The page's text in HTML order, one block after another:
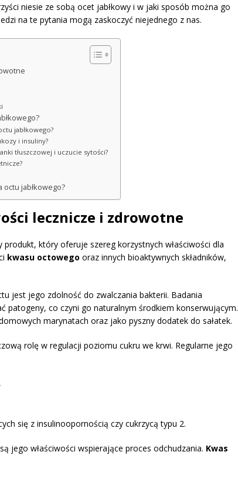
niesie ze sobą ocet jabłkowy i w jaki sposób można go
na te pytania mogą zaskoczyć niejednego z nas.
jabłkowego?
i insuliny?
tłuszczowej i uczucie sytości?
jabłkowego?
lecznicze i zdrowotne
który oferuje szereg korzystnych właściwości dla
kwasu octowego oraz innych bioaktywnych składników,
jest jego zdolność do zwalczania bakterii. Badania
patogeny, co czyni go naturalnym środkiem konserwującym.
marynatach oraz jako pyszny dodatek do sałatek.
rolę w regulacji poziomu cukru we krwi. Regularne jego
się z insulinoopornością czy cukrzycą typu 2.
jego właściwości wspierające proces odchudzania. Kwas